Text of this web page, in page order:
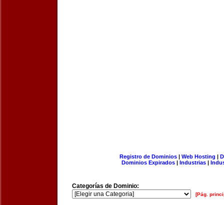
Registro de Dominios| Web Hosting |
Dominios Expirados | Industrias |
Categorías de Dominio:
[Pág.